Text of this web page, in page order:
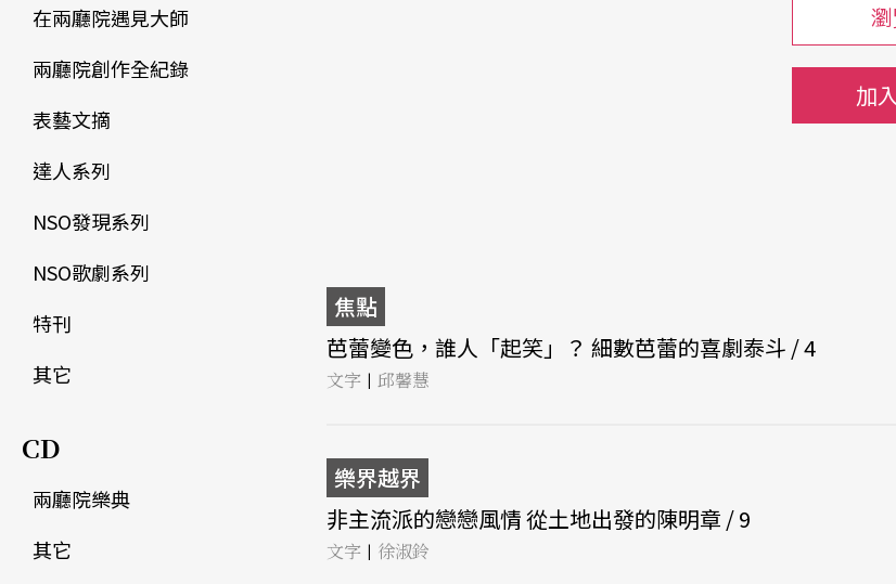
在兩廳院遇見大師
兩廳院創作全紀錄
表藝文摘
達人系列
NSO發現系列
NSO歌劇系列
特刊
其它
CD
兩廳院樂典
其它
加
焦點
芭蕾變色，誰人「起笑」？ 細數芭蕾的喜劇泰斗 / 4
文字 | 邱馨慧
樂界越界
非主流派的戀戀風情 從土地出發的陳明章 / 9
文字 | 徐淑鈴